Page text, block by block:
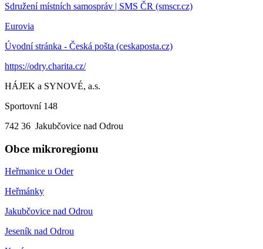
Sdružení místních samospráv | SMS ČR (smscr.cz)
Eurovia
Úvodní stránka - Česká pošta (ceskaposta.cz)
https://odry.charita.cz/
HÁJEK a SYNOVÉ, a.s.
Sportovní 148
742 36 Jakubčovice nad Odrou
Obce mikroregionu
Heřmanice u Oder
Heřmánky
Jakubčovice nad Odrou
Jeseník nad Odrou